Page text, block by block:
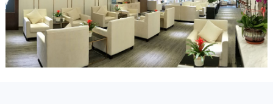
安徽省淮北市相山区淮海路天梭售后服务中心（需提前预约）
安徽省淮南市田家庵区国庆中路天梭售后服务中心（需提前预约）
安徽省黄山市屯溪区黄山西路天梭售后服务中心（需提前预约）
安徽省六安市金安区解放中路天梭售后服务中心（需提前预约）